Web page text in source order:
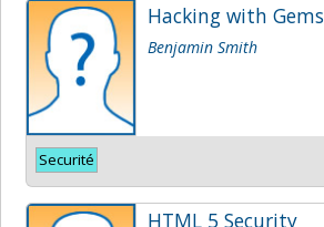
Hacking with Gems
Benjamin Smith
Securité
HTML 5 Security